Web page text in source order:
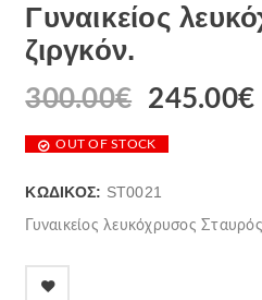
Γυναικείος
ζιργκόν.
300.00€ 245.00€
OUT OF STOCK
ΚΩΔΙΚΌΣ: ST0021
Γυναικείος λευκόχρυσος